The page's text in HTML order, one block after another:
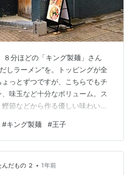
８分ほどの「キング製麺」さん
しラーメン”を。トッピングが全
っとずつですが、こちらでもチ
味玉など十分なボリューム。ス
節などから作る優しい味わい
る一杯でした。
#キング製麺 #王子
だもの ２ • 1年前